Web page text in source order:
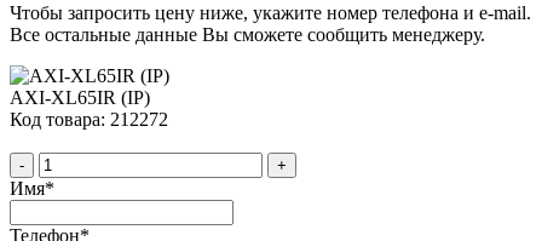
Чтобы запросить цену ниже, укажите номер телефона и e-mail.
Все остальные данные Вы сможете сообщить менеджеру.
AXI-XL65IR (IP)
Код товара: 212272
- +
Имя*
Телефон*